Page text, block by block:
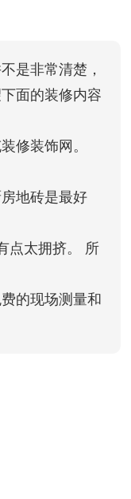
是非常清楚，
面的装修内容
修装饰网。
地砖是最好
点太拥挤。 所
的现场测量和